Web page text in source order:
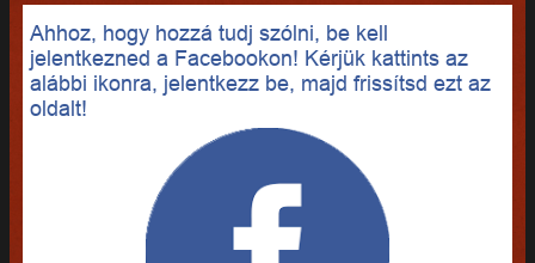
Ahhoz, hogy hozzá tudj szólni, be kell
jelentkezned a Facebookon! Kérjük kattints az
alábbi ikonra, jelentkezz be, majd frissítsd ezt az
oldalt!